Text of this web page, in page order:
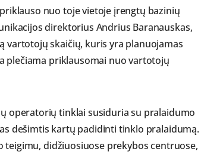
nuo toje vietoje įrengtų bazinių
direktorius Andrius Baranauskas,
vartotojų skaičių, kuris yra planuojamas
plečiama priklausomai nuo vartotojų
operatorių tinklai susiduria su pralaidumo
dešimtis kartų padidinti tinklo pralaidumą.
teigimu, didžiuosiuose prekybos centruose,